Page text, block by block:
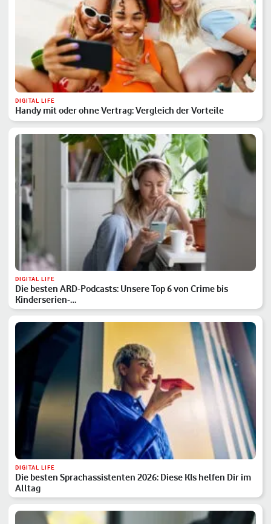
DIGITAL LIFE
Handy mit oder ohne Vertrag: Vergleich der Vorteile
DIGITAL LIFE
Die besten ARD-Podcasts: Unsere Top 6 von Crime bis
Kinderserien-…
DIGITAL LIFE
Die besten Sprachassistenten 2026: Diese KIs helfen Dir im
Alltag